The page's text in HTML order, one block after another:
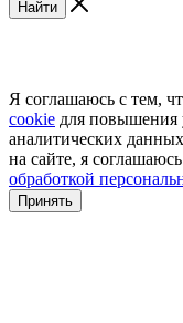
Найти
Я соглашаюсь с тем,
cookie для повышения
аналитических
на сайте, я
обработкой
Принять